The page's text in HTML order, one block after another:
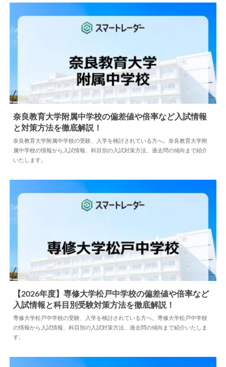
中学情報 2024.04.18
奈良教育大学附属中学校の偏差値や倍率など入試情報
と対策方法を徹底解説！
奈良教育大学附属中学校の受験、入学を検討されている方へ。奈良教育大学附
属中学校の情報から入試情報、科目別の入試対策方法、過去問の傾向まで紹介
いたします。
中学情報 2025.03.15
【2026年度】専修大学松戸中学校の偏差値や倍率など
入試情報と科目別受験対策方法を徹底解説！
専修大学松戸中学校の受験、入学を検討されている方へ。専修大学松戸中学校
の情報から入試情報、科目別の入試対策方法、過去問の傾向まで紹介いたしま
す。